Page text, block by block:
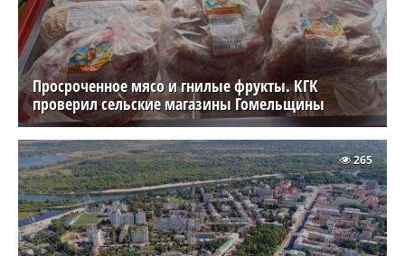
Просроченное мясо и гнилые фрукты. КГК
проверил сельские магазины Гомельщины
265